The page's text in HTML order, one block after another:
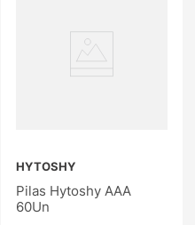
HYTOSHY
Pilas Hytoshy AAA
60Un